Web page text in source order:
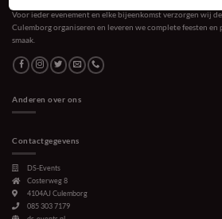
Voor ieder evenement en elke bijeenkomst verzorgen wij
Culemborg organiseren en leveren we complete feesten en
smaak.
Anderen over ons
Contactgegevens
DS-Events
Costerweg 8
4104AJ Culemborg
085 303 7179